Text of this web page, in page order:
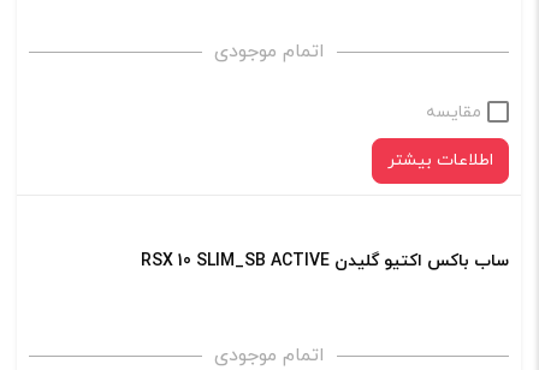
اتمام موجودی
مقایسه
اطلاعات بیشتر
ساب باکس اکتیو گلیدن RSX 10 SLIM_SB ACTIVE
اتمام موجودی